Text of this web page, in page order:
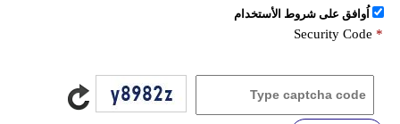
اُوافق على شروط الأستخدام
Security Code *